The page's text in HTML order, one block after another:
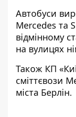
Автобуси
Mercedes та
відмінному
на вулицях
Також КП
сміттєвози
міста Берлін.